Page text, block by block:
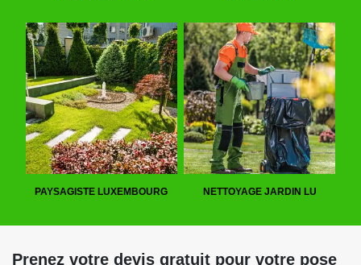
PAYSAGISTE LUXEMBOURG NETTOYAGE JARDIN LU
Prenez votre devis gratuit pour votre pose